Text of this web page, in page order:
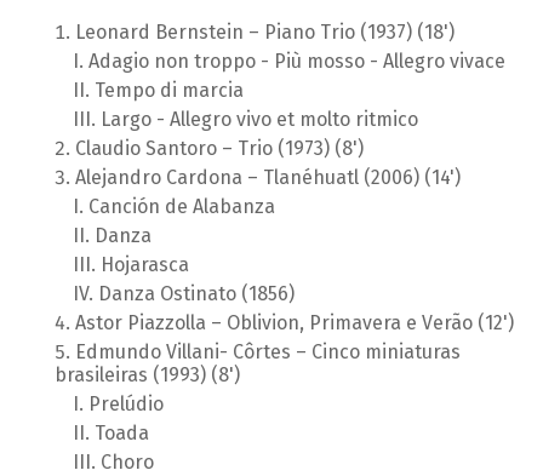
Leonard Bernstein – Piano Trio (1937) (18')
Adagio non troppo - Più mosso - Allegro vivace
Tempo di marcia
Largo - Allegro vivo et molto ritmico
Claudio Santoro – Trio (1973) (8')
Alejandro Cardona – Tlanéhuatl (2006) (14')
Canción de Alabanza
Danza
Hojarasca
Danza Ostinato (1856)
Astor Piazzolla – Oblivion, Primavera e Verão (12')
Edmundo Villani- Côrtes – Cinco miniaturas
brasileiras (1993) (8')
Prelúdio
Toada
Choro